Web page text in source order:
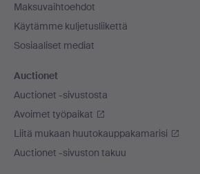
Maksuvaihtoehdot
Käytämme kuljetusliikettä
Sosiaaliset mediat
Auctionet
Auctionet -sivustosta
Avoimet työpaikat
Liitä mukaan huutokauppakamarisi
Auctionet -sivuston takuu